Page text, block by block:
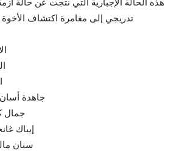
تدريجي إلى مغامرة اكتشاف الأخوة
جاهدة أسان
جمال
إيباك
سنان